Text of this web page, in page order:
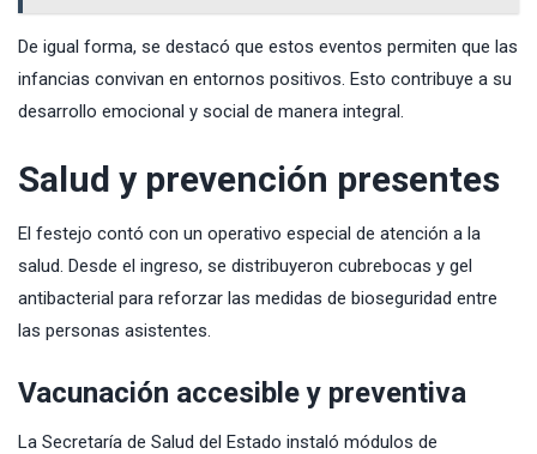
De igual forma, se destacó que estos eventos permiten que las
infancias convivan en entornos positivos. Esto contribuye a su
desarrollo emocional y social de manera integral.
Salud y prevención presentes
El festejo contó con un operativo especial de atención a la
salud. Desde el ingreso, se distribuyeron cubrebocas y gel
antibacterial para reforzar las medidas de bioseguridad entre
las personas asistentes.
Vacunación accesible y preventiva
La Secretaría de Salud del Estado instaló módulos de